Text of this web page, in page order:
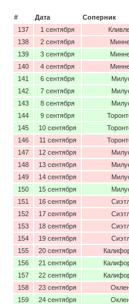
# Дата Соперник
137
1 сентября
138
2 сентября
139
3 сентября
140
4 сентября
141
6 сентября
142
7 сентября
143
8 сентября
144
9 сентября
145
10 сентября
146
11 сентября
147
12 сентября
148
13 сентября
149
14 сентября
150
15 сентября
151
16 сентября
152
17 сентября
153
18 сентября
154
19 сентября
155
20 сентября
156
21 сентября
157
22 сентября
158
23 сентября
159
24 сентября